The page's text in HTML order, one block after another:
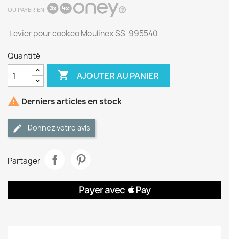
OU PAYER EN
Levier pour cookeo Moulinex SS-995540
Quantité
 AJOUTER AU PANIER
 Derniers articles en stock
Donnez votre avis
Partager